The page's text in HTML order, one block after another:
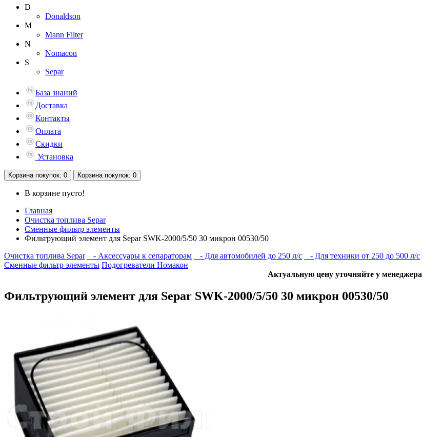
D
Donaldson
M
Mann Filter
N
Nomacon
S
Separ
База знаний
Доставка
Контакты
Оплата
Скидки
Установка
Корзинапокупок: 0 Корзинапокупок: 0
В корзине пусто!
Главная
Очистка топлива Separ
Сменные фильтр элементы
Фильтрующий элемент для Separ SWK-2000/5/50 30 микрон 00530/50
Очистка топлива Separ
- Аксессуары к сепараторам - Для автомобилей до 250 л/с - Для техники от 250 до 500 л/с
Сменные фильтр элементы Подогреватели Номакон
Актуальную цену уточняйте у менеджера
Фильтрующий элемент для Separ SWK-2000/5/50 30 микрон 00530/50